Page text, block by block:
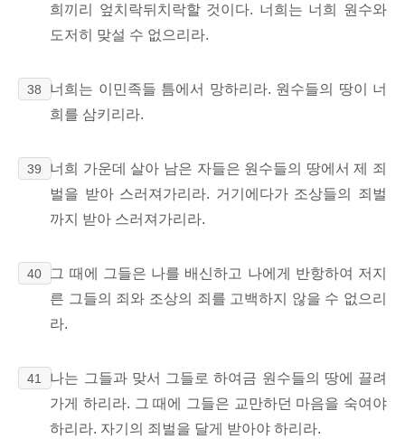
희끼리 엎치락뒤치락할 것이다. 너희는 너희 원수와
도저히 맞설 수 없으리라.
38
너희는 이민족들 틈에서 망하리라. 원수들의 땅이 너
희를 삼키리라.
39
너희 가운데 살아 남은 자들은 원수들의 땅에서 제 죄
벌을 받아 스러져가리라. 거기에다가 조상들의 죄벌
까지 받아 스러져가리라.
40
그 때에 그들은 나를 배신하고 나에게 반항하여 저지
른 그들의 죄와 조상의 죄를 고백하지 않을 수 없으리
라.
41
나는 그들과 맞서 그들로 하여금 원수들의 땅에 끌려
가게 하리라. 그 때에 그들은 교만하던 마음을 숙여야
하리라. 자기의 죄벌을 달게 받아야 하리라.